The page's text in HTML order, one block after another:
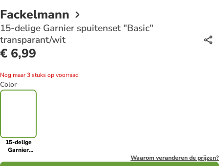
Fackelmann
15-delige Garnier spuitenset "Basic"
transparant/wit
€ 6,99
Nog maar 3 stuks op voorraad
Color
15-delige
Garnier
Waarom veranderen de prijzen?